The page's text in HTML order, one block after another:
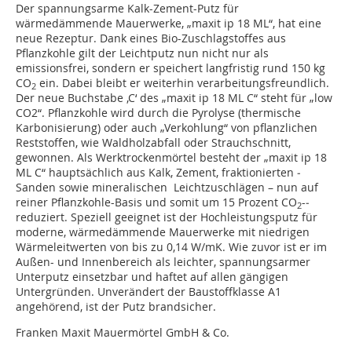
Der spannungsarme Kalk-Zement-Putz für
wärmedämmende Mauerwerke, „maxit ip 18 ML“, hat eine
neue Rezeptur. Dank eines Bio-Zuschlagstoffes aus
Pflanzkohle gilt der Leichtputz nun nicht nur als
emissionsfrei, sondern er speichert langfristig rund 150 kg
CO2 ein. Dabei bleibt er weiterhin verar­beitungs­freundlich.
Der neue Buchstabe ‚C‘ des „maxit ip 18 ML C“ steht für „low
CO2“. Pflanzkohle wird durch die Pyrolyse (thermische
Karbonisierung) oder auch „Verkohlung“ von pflanzlichen
Reststoffen, wie Waldholzabfall oder Strauchschnitt,
gewonnen. Als Werktrockenmörtel besteht der „maxit ip 18
ML C“ hauptsächlich aus Kalk, Zement, fraktionierten ­
Sanden sowie mineralischen Leichtzuschlägen – nun auf
reiner Pflanzkohle-Basis und somit um 15 Prozent CO2-­
reduziert. Speziell geeignet ist der Hochleistungsputz für
moderne, wärmedämmende Mauerwerke mit niedrigen
Wärmeleitwerten von bis zu 0,14 W/mK. Wie zuvor ist er im
Außen- und Innenbereich als leichter, spannungsarmer
Unterputz einsetzbar und haftet auf allen gängigen
Untergründen. Unverändert der Baustoffklasse A1
angehörend, ist der Putz brandsicher.
Franken Maxit Mauermörtel GmbH & Co.